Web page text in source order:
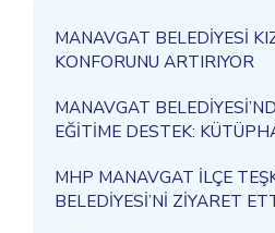
MANAVGAT BELEDİYESİ
KONFORUNU ARTIRIYOR
MANAVGAT
EĞİTİME DESTEK:
MHP MANAVGAT İLÇE
BELEDİYESİ’Nİ ZİYARET